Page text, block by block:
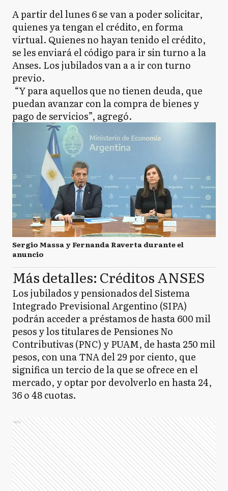
A partir del lunes 6 se van a poder solicitar,
quienes ya tengan el crédito, en forma
virtual. Quienes no hayan tenido el crédito,
se les enviará el código para ir sin turno a la
Anses. Los jubilados van a a ir con turno
previo.
“Y para aquellos que no tienen deuda, que
puedan avanzar con la compra de bienes y
pago de servicios”, agregó.
Sergio Massa y Fernanda Raverta durante el
anuncio
Más detalles: Créditos ANSES
Los jubilados y pensionados del Sistema
Integrado Previsional Argentino (SIPA)
podrán acceder a préstamos de hasta 600 mil
pesos y los titulares de Pensiones No
Contributivas (PNC) y PUAM, de hasta 250 mil
pesos, con una TNA del 29 por ciento, que
significa un tercio de la que se ofrece en el
mercado, y optar por devolverlo en hasta 24,
36 o 48 cuotas.
Ads